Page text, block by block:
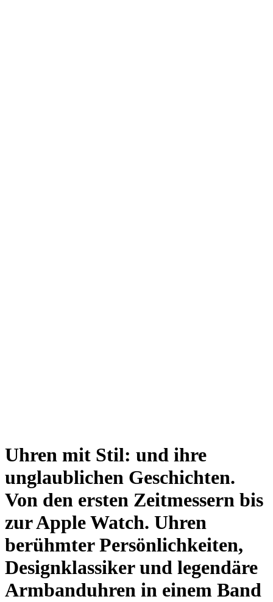
Uhren mit Stil: und ihre
unglaublichen Geschichten.
Von den ersten Zeitmessern bis
zur Apple Watch. Uhren
berühmter Persönlichkeiten,
Designklassiker und legendäre
Armbanduhren in einem Band